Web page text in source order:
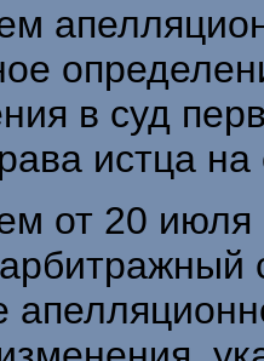
в суд
истца на
от 20